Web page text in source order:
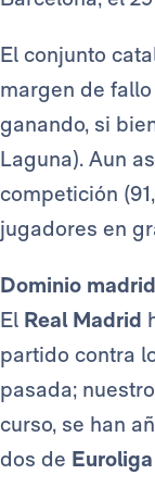
El conjunto
margen de
ganando, si
Laguna). Aun
competición
jugadores en
Dominio
El Real Madrid
partido contra
pasada;
curso, se han
dos de Euroliga